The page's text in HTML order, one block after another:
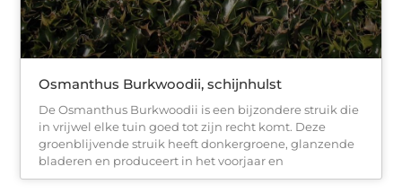
Osmanthus Burkwoodii, schijnhulst
De Osmanthus Burkwoodii is een bijzondere struik die
in vrijwel elke tuin goed tot zijn recht komt. Deze
groenblijvende struik heeft donkergroene, glanzende
bladeren en produceert in het voorjaar en